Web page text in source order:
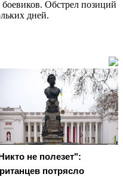
Обстрел позиций
дней.
не полезет":
потрясло